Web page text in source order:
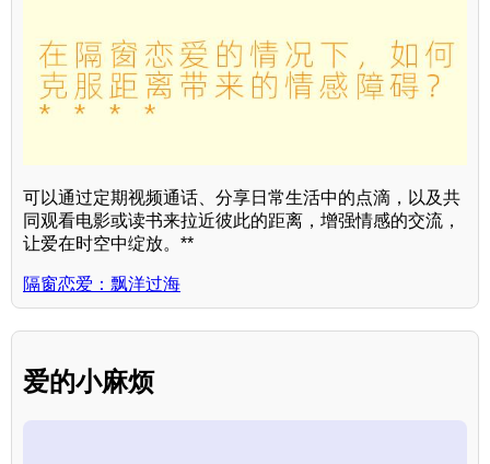
可以通过定期视频通话、分享日常生活中的点滴，以及共
同观看电影或读书来拉近彼此的距离，增强情感的交流，
让爱在时空中绽放。**
隔窗恋爱：飘洋过海
爱的小麻烦